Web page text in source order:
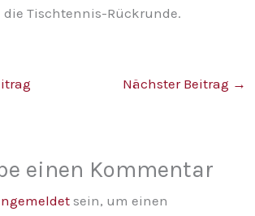
Tischtennis-Rückrunde.
Nächster Beitrag →
einen Kommentar
sein, um einen